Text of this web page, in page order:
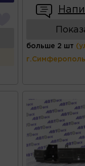
больше 2 шт